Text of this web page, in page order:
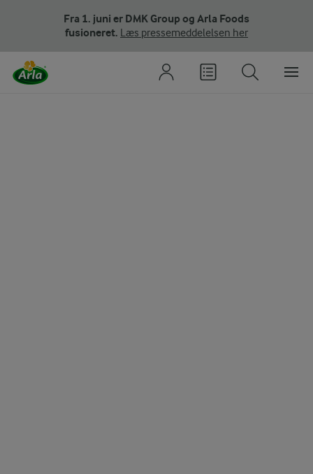
Fra 1. juni er DMK Group og Arla Foods
fusioneret. Læs pressemeddelelsen her